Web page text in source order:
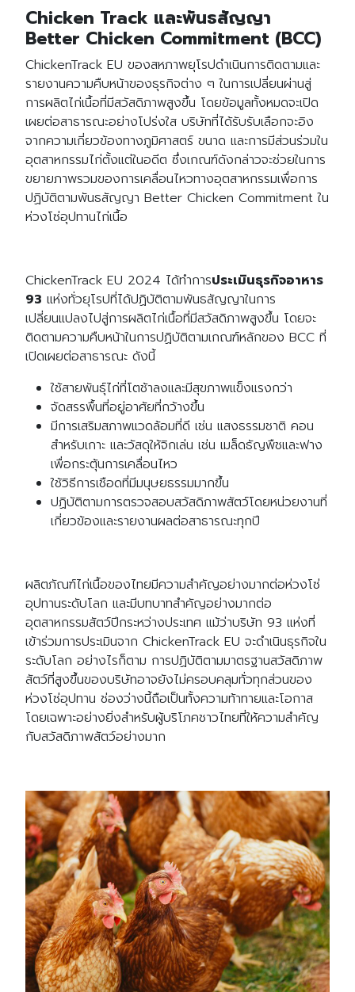
Chicken Track และพันธสัญญา
Better Chicken Commitment (BCC)
ChickenTrack EU ของสหภาพยุโรปดำเนินการติดตามและ
รายงานความคืบหน้าของธุรกิจต่าง ๆ ในการเปลี่ยนผ่านสู่
การผลิตไก่เนื้อที่มีสวัสดิภาพสูงขึ้น โดยข้อมูลทั้งหมดจะเปิด
เผยต่อสาธารณะอย่างโปร่งใส บริษัทที่ได้รับรับเลือกจะอิง
จากความเกี่ยวข้องทางภูมิศาสตร์ ขนาด และการมีส่วนร่วมใน
อุตสาหกรรมไก่ตั้งแต่ในอดีต ซึ่งเกณฑ์ดังกล่าวจะช่วยในการ
ขยายภาพรวมของการเคลื่อนไหวทางอุตสาหกรรมเพื่อการ
ปฏิบัติตามพันธสัญญา Better Chicken Commitment ใน
ห่วงโซ่อุปทานไก่เนื้อ
ChickenTrack EU 2024 ได้ทำการประเมินธุรกิจอาหาร
93 แห่งทั่วยุโรปที่ได้ปฏิบัติตามพันธสัญญาในการ
เปลี่ยนแปลงไปสู่การผลิตไก่เนื้อที่มีสวัสดิภาพสูงขึ้น โดยจะ
ติดตามความคืบหน้าในการปฏิบัติตามเกณฑ์หลักของ BCC ที่
เปิดเผยต่อสาธารณะ ดังนี้
ใช้สายพันธุ์ไก่ที่โตช้าลงและมีสุขภาพแข็งแรงกว่า
จัดสรรพื้นที่อยู่อาศัยที่กว้างขึ้น
มีการเสริมสภาพแวดล้อมที่ดี เช่น แสงธรรมชาติ คอน
สำหรับเกาะ และวัสดุให้จิกเล่น เช่น เมล็ดธัญพืชและฟาง
เพื่อกระตุ้นการเคลื่อนไหว
ใช้วิธีการเชือดที่มีมนุษยธรรมมากขึ้น
ปฏิบัติตามการตรวจสอบสวัสดิภาพสัตว์โดยหน่วยงานที่
เกี่ยวข้องและรายงานผลต่อสาธารณะทุกปี
ผลิตภัณฑ์ไก่เนื้อของไทยมีความสำคัญอย่างมากต่อห่วงโซ่
อุปทานระดับโลก และมีบทบาทสำคัญอย่างมากต่อ
อุตสาหกรรมสัตว์ปีกระหว่างประเทศ แม้ว่าบริษัท 93 แห่งที่
เข้าร่วมการประเมินจาก ChickenTrack EU จะดำเนินธุรกิจใน
ระดับโลก อย่างไรก็ตาม การปฏิบัติตามมาตรฐานสวัสดิภาพ
สัตว์ที่สูงขึ้นของบริษัทอาจยังไม่ครอบคลุมทั่วทุกส่วนของ
ห่วงโซ่อุปทาน ช่องว่างนี้ถือเป็นทั้งความท้าทายและโอกาส
โดยเฉพาะอย่างยิ่งสำหรับผู้บริโภคชาวไทยที่ให้ความสำคัญ
กับสวัสดิภาพสัตว์อย่างมาก